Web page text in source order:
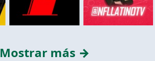
Mostrar más →